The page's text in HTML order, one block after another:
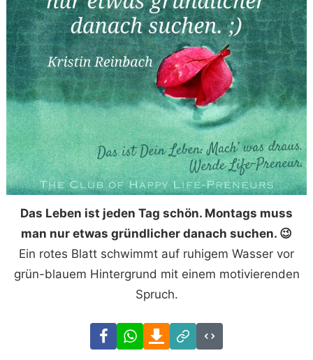
Das Leben ist jeden Tag schön. Montags muss
man nur etwas gründlicher danach suchen. 😉
Ein rotes Blatt schwimmt auf ruhigem Wasser vor
grün-blauem Hintergrund mit einem motivierenden
Spruch.
FacebookWhatsAppDownload
Link
Code